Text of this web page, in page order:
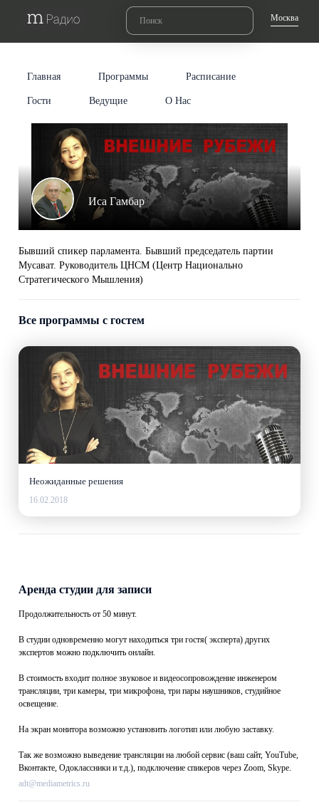
Москва
Главная Программы Расписание
Гости Ведущие О Нас
Иса Гамбар
Бывший спикер парламента. Бывший председатель партии
Мусават. Руководитель ЦНСМ (Центр Национально
Стратегического Мышления)
Все программы с гостем
Неожиданные решения
16.02.2018
Аренда студии для записи
Продолжительность от 50 минут.
В студии одновременно могут находиться три гостя( эксперта) других
экспертов можно подключить онлайн.
В стоимость входит полное звуковое и видеосопровождение инженером
трансляции, три камеры, три микрофона, три пары наушников, студийное
освещение.
На экран монитора возможно установить логотип или любую заставку.
Так же возможно выведение трансляции на любой сервис (ваш сайт, YouTube,
Вконтакте, Одоклассники и т.д.), подключение спикеров через Zoom, Skype.
adt@mediametrics.ru